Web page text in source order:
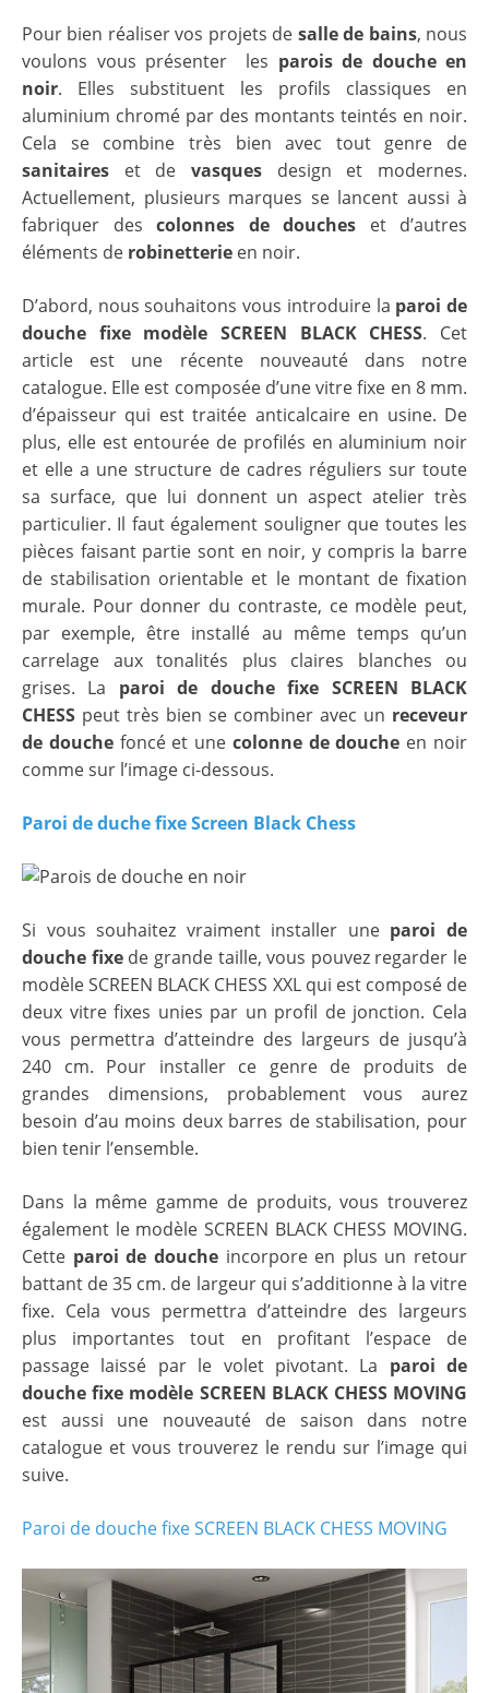
Pour bien réaliser vos projets de salle de bains, nous
voulons vous présenter les parois de douche en
noir. Elles substituent les profils classiques en
aluminium chromé par des montants teintés en noir.
Cela se combine très bien avec tout genre de
sanitaires et de vasques design et modernes.
Actuellement, plusieurs marques se lancent aussi à
fabriquer des colonnes de douches et d’autres
éléments de robinetterie en noir.
D’abord, nous souhaitons vous introduire la paroi de
douche fixe modèle SCREEN BLACK CHESS. Cet
article est une récente nouveauté dans notre
catalogue. Elle est composée d’une vitre fixe en 8 mm.
d’épaisseur qui est traitée anticalcaire en usine. De
plus, elle est entourée de profilés en aluminium noir
et elle a une structure de cadres réguliers sur toute
sa surface, que lui donnent un aspect atelier très
particulier. Il faut également souligner que toutes les
pièces faisant partie sont en noir, y compris la barre
de stabilisation orientable et le montant de fixation
murale. Pour donner du contraste, ce modèle peut,
par exemple, être installé au même temps qu’un
carrelage aux tonalités plus claires blanches ou
grises. La paroi de douche fixe SCREEN BLACK
CHESS peut très bien se combiner avec un receveur
de douchefoncé et une colonne de douche en noir
comme sur l’image ci-dessous.
Paroi de duche fixe Screen Black Chess
Si vous souhaitez vraiment installer une paroi de
douche fixede grande taille, vous pouvez regarder le
modèle SCREEN BLACK CHESS XXL qui est composé de
deux vitre fixes unies par un profil de jonction. Cela
vous permettra d’atteindre des largeurs de jusqu’à
240 cm. Pour installer ce genre de produits de
grandes dimensions, probablement vous aurez
besoin d’au moins deux barres de stabilisation, pour
bien tenir l’ensemble.
Dans la même gamme de produits, vous trouverez
également le modèle SCREEN BLACK CHESS MOVING.
Cette paroi de doucheincorpore en plus un retour
battant de 35 cm. de largeur qui s’additionne à la vitre
fixe. Cela vous permettra d’atteindre des largeurs
plus importantes tout en profitant l’espace de
passage laissé par le volet pivotant. La paroi de
douche fixe modèle SCREEN BLACK CHESS MOVING
est aussi une nouveauté de saison dans notre
catalogue et vous trouverez le rendu sur l’image qui
suive.
Paroi de douche fixe SCREEN BLACK CHESS MOVING